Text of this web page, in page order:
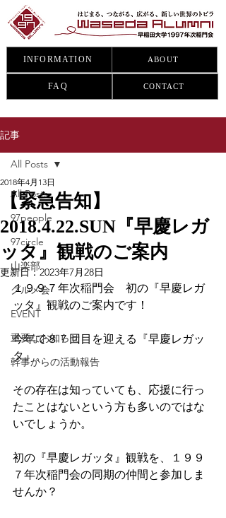
INFORMATION ABOUT
CONTACT
FAQ
記事
All Posts
97people
97circle
山楽部
グルメ会
EVENT
重要なお知らせ
幹事からの活動報告
All Posts
【緊急告知】
2018.4.22.SUN『早慶レガ
ッタ』観戦のご案内
2018年4月13日
更新日：2023年7月28日
１９９７年次稲門会　初の『早慶レガ
ッタ』観戦のご案内です！
今年で８７回目を迎える『早慶レガッ
タ』。
その存在は知っていても、応援に行っ
たことはないという方も多いのではな
いでしょうか。
初の『早慶レガッタ』観戦を、１９９
７年次稲門会の同期の仲間と参加しま
せんか？